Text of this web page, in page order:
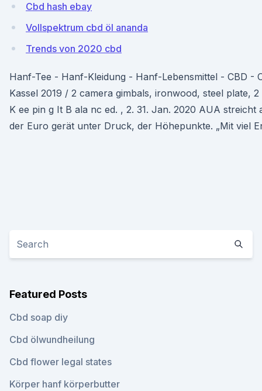
Cbd hash ebay
Vollspektrum cbd öl ananda
Trends von 2020 cbd
Hanf-Tee - Hanf-Kleidung - Hanf-Lebensmittel - CBD -
Kassel 2019 / 2 camera gimbals, ironwood, steel plate,
K ee pin g It B ala nc ed. , 2. 31. Jan. 2020 AUA streicht
der Euro gerät unter Druck, der Höhepunkte. „Mit viel
Featured Posts
Cbd soap diy
Cbd ölwundheilung
Cbd flower legal states
Körper hanf körperbutter